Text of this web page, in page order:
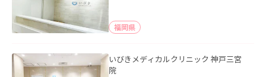
福岡県
いびきメディカルクリニック 神戸三宮
院